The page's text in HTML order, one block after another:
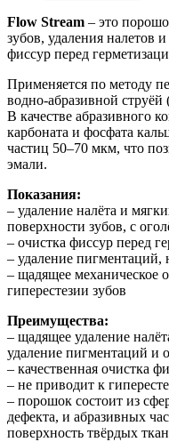
Flow Stream – это
зубов, удаления налетов
фиссур перед
Применяется по методу
водно-абразивной
В качестве абразивного
карбоната и фосфата
частиц 50–70 мкм, что
эмали.
Показания:
– удаление налёта и
поверхности зубов, с
– очистка фиссур перед
– удаление пигментаций,
– щадящее механическое
гиперестезии зубов
Преимущества:
– щадящее удаление
удаление пигментаций и
– качественная очистка
– не приводит к
– порошок состоит из
дефекта, и абразивных
поверхность твёрдых